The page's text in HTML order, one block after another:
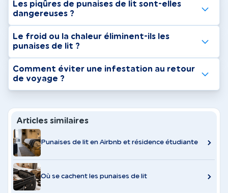
Les piqûres de punaises de lit sont-elles
dangereuses ?
Le froid ou la chaleur éliminent-ils les
punaises de lit ?
Comment éviter une infestation au retour
de voyage ?
Articles similaires
Punaises de lit en Airbnb et résidence étudiante
Où se cachent les punaises de lit